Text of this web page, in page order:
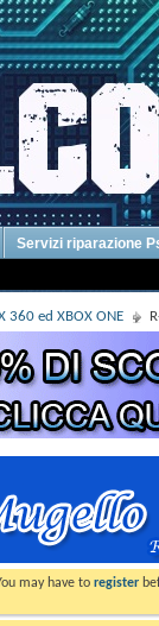
Servizi riparazione
360 ed XBOX ONE
may have to register